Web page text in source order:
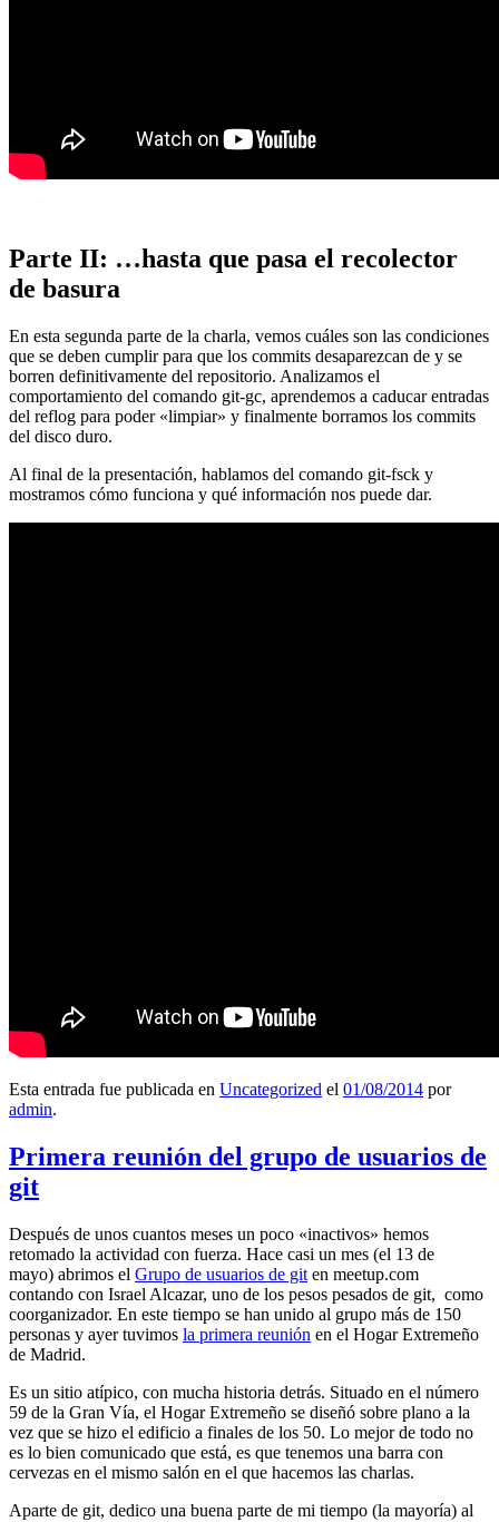
Parte II: …hasta que pasa el recolector
de basura
En esta segunda parte de la charla, vemos cuáles son las condiciones
que se deben cumplir para que los commits desaparezcan de y se
borren definitivamente del repositorio. Analizamos el
comportamiento del comando git-gc, aprendemos a caducar entradas
del reflog para poder «limpiar» y finalmente borramos los commits
del disco duro.
Al final de la presentación, hablamos del comando git-fsck y
mostramos cómo funciona y qué información nos puede dar.
Esta entrada fue publicada en Uncategorized el 01/08/2014 por
admin.
Primera reunión del grupo de usuarios de
git
Después de unos cuantos meses un poco «inactivos» hemos
retomado la actividad con fuerza. Hace casi un mes (el 13 de
mayo) abrimos el Grupo de usuarios de git en meetup.com
contando con Israel Alcazar, uno de los pesos pesados de git, como
coorganizador. En este tiempo se han unido al grupo más de 150
personas y ayer tuvimos la primera reunión en el Hogar Extremeño
de Madrid.
Es un sitio atípico, con mucha historia detrás. Situado en el número
59 de la Gran Vía, el Hogar Extremeño se diseñó sobre plano a la
vez que se hizo el edificio a finales de los 50. Lo mejor de todo no
es lo bien comunicado que está, es que tenemos una barra con
cervezas en el mismo salón en el que hacemos las charlas.
Aparte de git, dedico una buena parte de mi tiempo (la mayoría) al